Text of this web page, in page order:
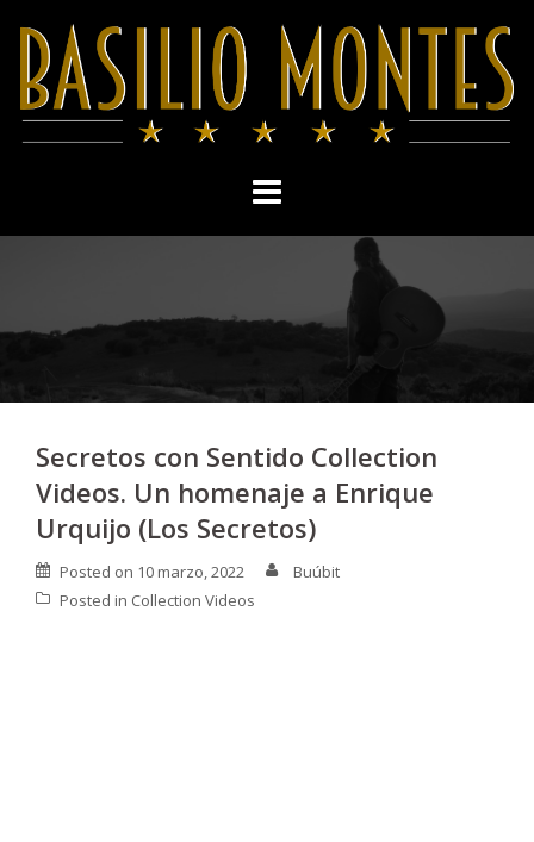
content
Secretos con Sentido Collection
Videos. Un homenaje a Enrique
Urquijo (Los Secretos)
Posted on 10 marzo, 2022
Buúbit
Posted in Collection Videos